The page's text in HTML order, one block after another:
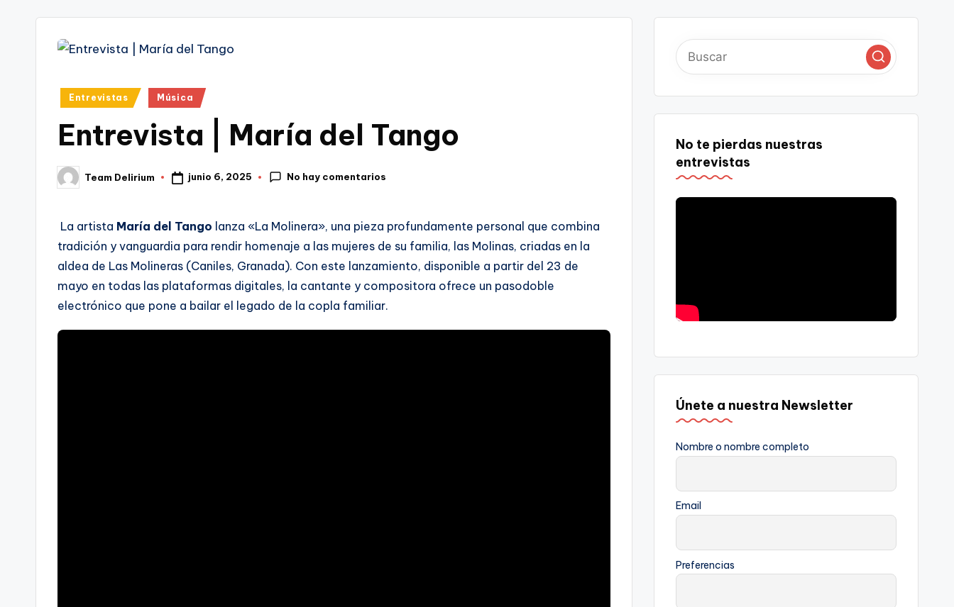
Publicado
Entrevistas Música
Entrevista | María del Tango
Publicado
por
Team Delirium junio 6, 2025 No hay comentarios
La artista María del Tango lanza «La Molinera», una pieza profundamente personal que combina
tradición y vanguardia para rendir homenaje a las mujeres de su familia, las Molinas, criadas en la
aldea de Las Molineras (Caniles, Granada). Con este lanzamiento, disponible a partir del 23 de
mayo en todas las plataformas digitales, la cantante y compositora ofrece un pasodoble
electrónico que pone a bailar el legado de la copla familiar.
No te pierdas nuestras
entrevistas
Únete a nuestra Newsletter
Nombre o nombre completo
Email
Preferencias